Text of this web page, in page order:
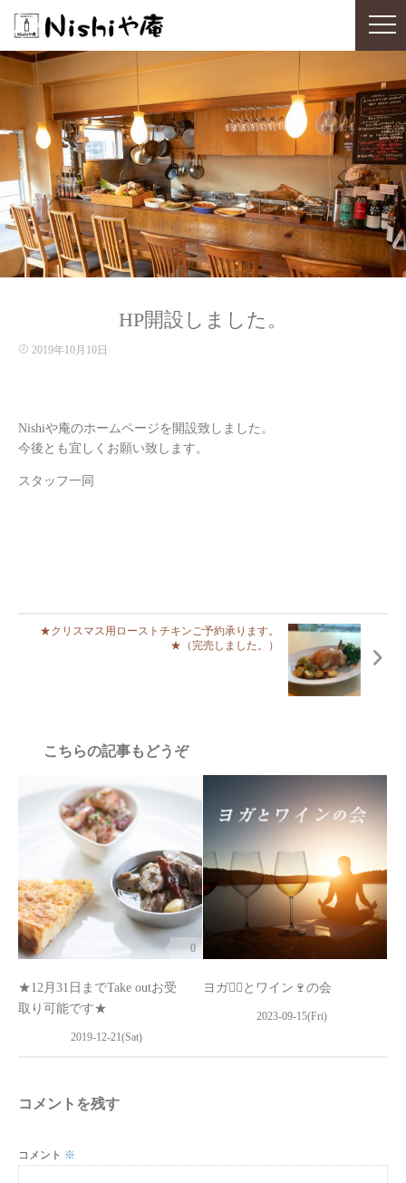
HP開設しました。
2019年10月10日
Nishiや庵のホームページを開設致しました。
今後とも宜しくお願い致します。
スタッフ一同
★クリスマス用ローストチキンご予約承ります。
★（完売しました。）
こちらの記事もどうぞ
0
★12月31日までTake outお受
取り可能です★
2019-12-21(Sat)
ヨガ🧘‍♀とワイン🍷の会
2023-09-15(Fri)
コメントを残す
コメント ※